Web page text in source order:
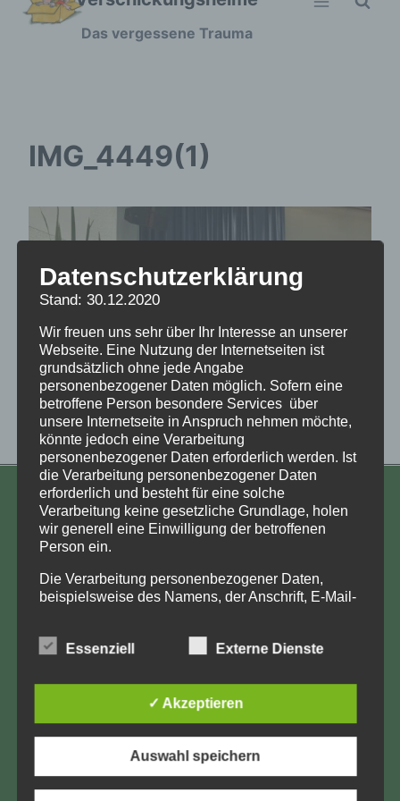
Zum
Das vergessene Trauma
IMG_4449(1)
KONTAKT
Aufarbeitung und Erforschung
Anja Röhl
12059 Berlin
info@Verschickungsheime.de
Datenschutz
Datenschutzerklärung
Stand: 30.12.2020
Wir freuen uns sehr über Ihr Interesse an unserer
Webseite. Eine Nutzung der Internetseiten ist
grundsätzlich ohne jede Angabe
personenbezogener Daten möglich. Sofern eine
betroffene Person besondere Services über
unsere Internetseite in Anspruch nehmen möchte,
könnte jedoch eine Verarbeitung
personenbezogener Daten erforderlich werden. Ist
die Verarbeitung personenbezogener Daten
erforderlich und besteht für eine solche
Verarbeitung keine gesetzliche Grundlage, holen
wir generell eine Einwilligung der betroffenen
Person ein.
Die Verarbeitung personenbezogener Daten,
beispielsweise des Namens, der Anschrift, E-Mail-
Datenschutz-Grundverordnung und in
landesspezifischen Datenschutzbestimmungen.
Mittels dieser Datenschutzerklärung möchte unser
Unternehmen die Öffentlichkeit über Art, Umfang
und Zweck der von uns erhobenen, genutzten und
verarbeiteten personenbezogenen Daten
informieren. Ferner werden betroffene Personen
mittels dieser Datenschutzerklärung über die ihnen
Essenziell Externe Dienste
✓ Akzeptieren
Auswahl speichern